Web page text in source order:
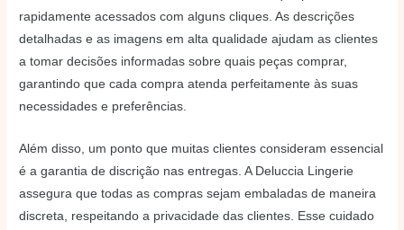
rapidamente acessados com alguns cliques. As descrições
detalhadas e as imagens em alta qualidade ajudam as clientes
a tomar decisões informadas sobre quais peças comprar,
garantindo que cada compra atenda perfeitamente às suas
necessidades e preferências.
Além disso, um ponto que muitas clientes consideram essencial
é a garantia de discrição nas entregas. A Deluccia Lingerie
assegura que todas as compras sejam embaladas de maneira
discreta, respeitando a privacidade das clientes. Esse cuidado